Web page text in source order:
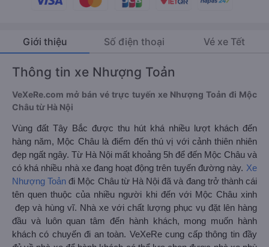
Giới thiệu Số điện thoại Vé xe Tết
Thông tin xe Nhượng Toản
VeXeRe.com mở bán vé trực tuyến xe Nhượng Toản đi Mộc
Châu từ Hà Nội
Vùng đất Tây Bắc được thu hút khá nhiều lượt khách đến
hàng năm, Mộc Châu là điểm đến thú vị với cảnh thiên nhiên
đẹp ngất ngây. Từ Hà Nội mất khoảng 5h để đến Mộc Châu và
có khá nhiều nhà xe đang hoạt động trên tuyến đường này. Xe
Nhượng Toản đi Mộc Châu từ Hà Nội đã và đang trở thành cái
tên quen thuộc của nhiều người khi đến với Mộc Châu xinh
đẹp và hùng vĩ. Nhà xe với chất lượng phục vụ đặt lên hàng
đầu và luôn quan tâm đến hành khách, mong muốn hành
khách có chuyến đi an toàn. VeXeRe cung cấp thông tin đầy